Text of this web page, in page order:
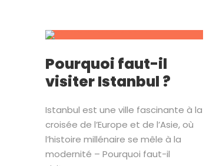
Pourquoi faut-il
visiter Istanbul ?
Istanbul est une ville fascinante à la
croisée de l’Europe et de l’Asie, où
l’histoire millénaire se mêle à la
modernité – Pourquoi faut-il